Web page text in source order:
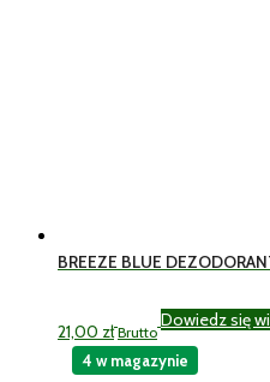
BREEZE BLUE
21,00 zł Brutto
Dowiedz się
4 w magazynie